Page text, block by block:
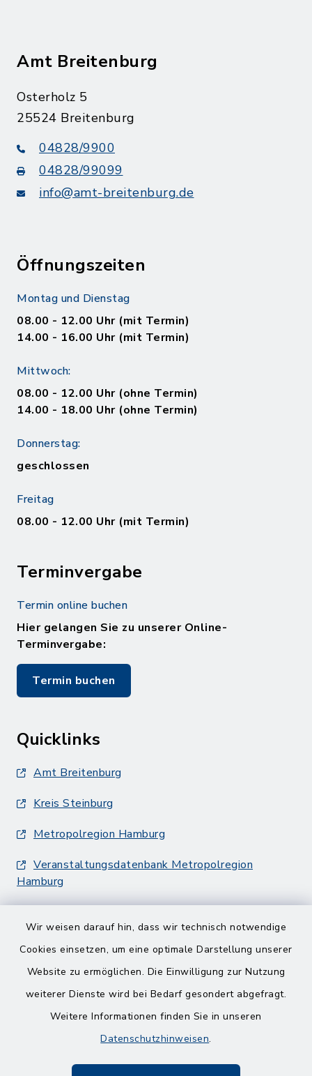
Wir weisen darauf hin, dass wir technisch notwendige
Cookies einsetzen, um eine optimale Darstellung unserer
Website zu ermöglichen. Die Einwilligung zur Nutzung
weiterer Dienste wird bei Bedarf gesondert abgefragt.
Weitere Informationen finden Sie in unseren
Datenschutzhinweisen.
Amt Breitenburg
Osterholz 5
25524 Breitenburg
04828/9900
04828/99099
info@amt-breitenburg.de
Öffnungszeiten
Montag und Dienstag
08.00 - 12.00 Uhr (mit Termin)
14.00 - 16.00 Uhr (mit Termin)
Mittwoch:
08.00 - 12.00 Uhr (ohne Termin)
14.00 - 18.00 Uhr (ohne Termin)
Donnerstag:
geschlossen
Freitag
08.00 - 12.00 Uhr (mit Termin)
Terminvergabe
Termin online buchen
Hier gelangen Sie zu unserer Online-
Terminvergabe:
Termin buchen
Quicklinks
Amt Breitenburg
Kreis Steinburg
Metropolregion Hamburg
Veranstaltungsdatenbank Metropolregion
Hamburg
Barrierefreiheit